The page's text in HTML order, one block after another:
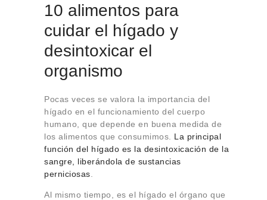
10 alimentos para
cuidar el hígado y
desintoxicar el
organismo
Pocas veces se valora la importancia del
hígado en el funcionamiento del cuerpo
humano, que depende en buena medida de
los alimentos que consumimos. La principal
función del hígado es la desintoxicación de la
sangre, liberándola de sustancias
perniciosas
Al mismo tiempo, es el hígado el órgano que